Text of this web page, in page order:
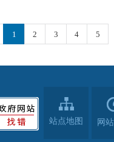
站点地图 网